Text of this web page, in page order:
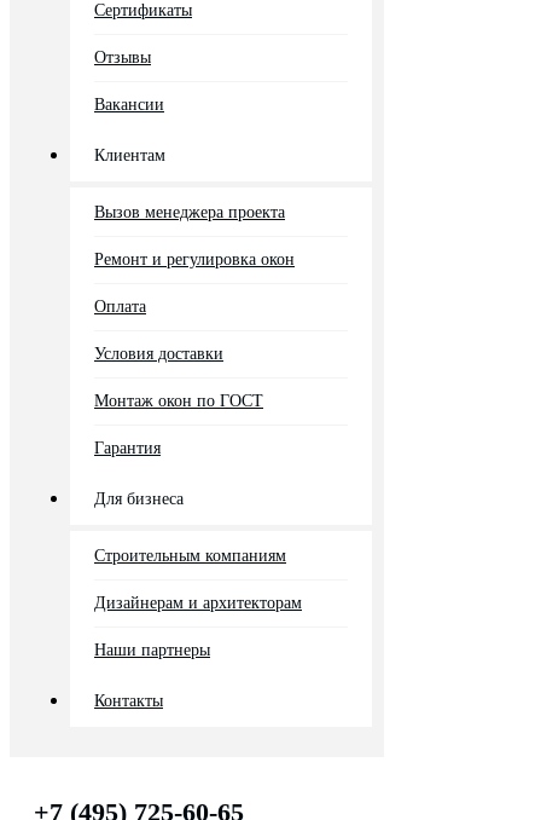
Сертификаты
Отзывы
Вакансии
Клиентам
Вызов менеджера проекта
Ремонт и регулировка окон
Оплата
Условия доставки
Монтаж окон по ГОСТ
Гарантия
Для бизнеса
Строительным компаниям
Дизайнерам и архитекторам
Наши партнеры
Контакты
+7 (495) 725-60-65